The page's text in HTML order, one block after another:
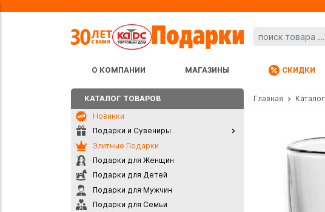
О КОМПАНИИ МАГАЗИНЫ СКИДКИ
КАТАЛОГ ТОВАРОВ
Новинки
Подарки и Сувениры
Элитные Подарки
Подарки для Женщин
Подарки для Детей
Подарки для Мужчин
Подарки для Семьи
Главная Каталог